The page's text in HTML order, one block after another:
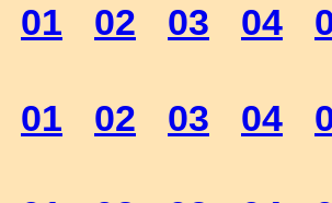
01 02 03 04
01 02 03 04